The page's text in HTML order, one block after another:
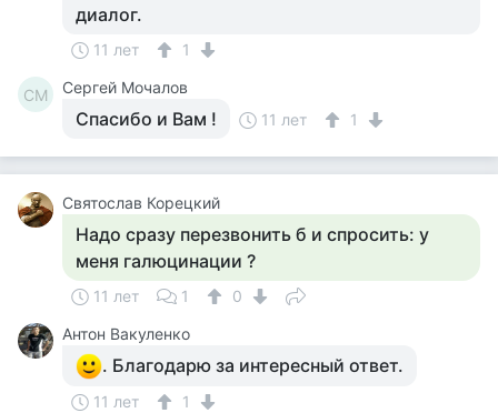
диалог.
11 лет 1
СМ Сергей Мочалов
Спасибо и Вам ! 11 лет 1
Святослав Корецкий
Надо сразу перезвонить б и спросить: у
меня галюцинации ?
11 лет 1
0
Антон Вакуленко
. Благодарю за интересный ответ.
11 лет 1